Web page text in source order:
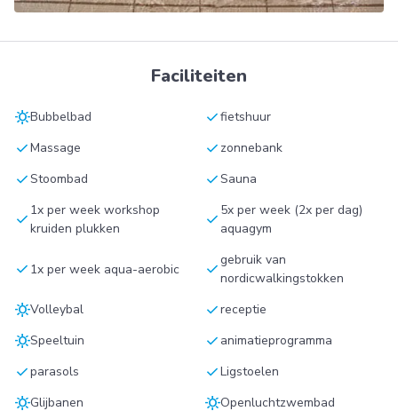
Faciliteiten
sunnyBubbelbad checkfietshuur
checkMassage check zonnebank
checkStoombad checkSauna
check 1x per week workshop
kruiden plukken
check 5x per week (2x per dag)
aquagym
check 1x per week aqua-aerobic checkgebruik van
nordicwalkingstokken
sunnyVolleybal checkreceptie
sunnySpeeltuin check animatieprogramma
checkparasols checkLigstoelen
sunnyGlijbanen sunnyOpenluchtzwembad